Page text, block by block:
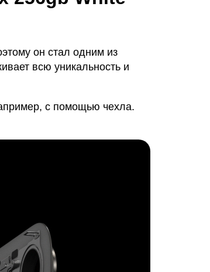
он стал одним из
всю уникальность и
с помощью чехла.